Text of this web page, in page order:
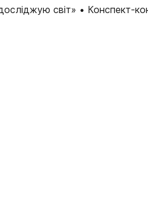
світ» • Конспект-